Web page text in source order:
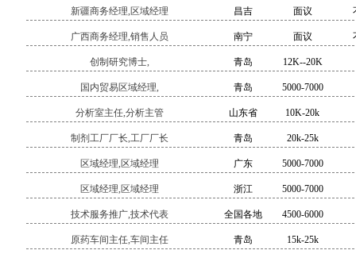
新疆商务经理,区域经理 昌吉 面议
广西商务经理,销售人员 南宁 面议
创制研究博士, 青岛 12K--20K
国内贸易区域经理, 青岛 5000-7000
分析室主任,分析主管 山东省 10K-20k
制剂工厂厂长,工厂厂长 青岛 20k-25k
区域经理,区域经理 广东 5000-7000
区域经理,区域经理 浙江 5000-7000
技术服务推广,技术代表 全国各地 4500-6000
原药车间主任,车间主任 青岛 15k-25k